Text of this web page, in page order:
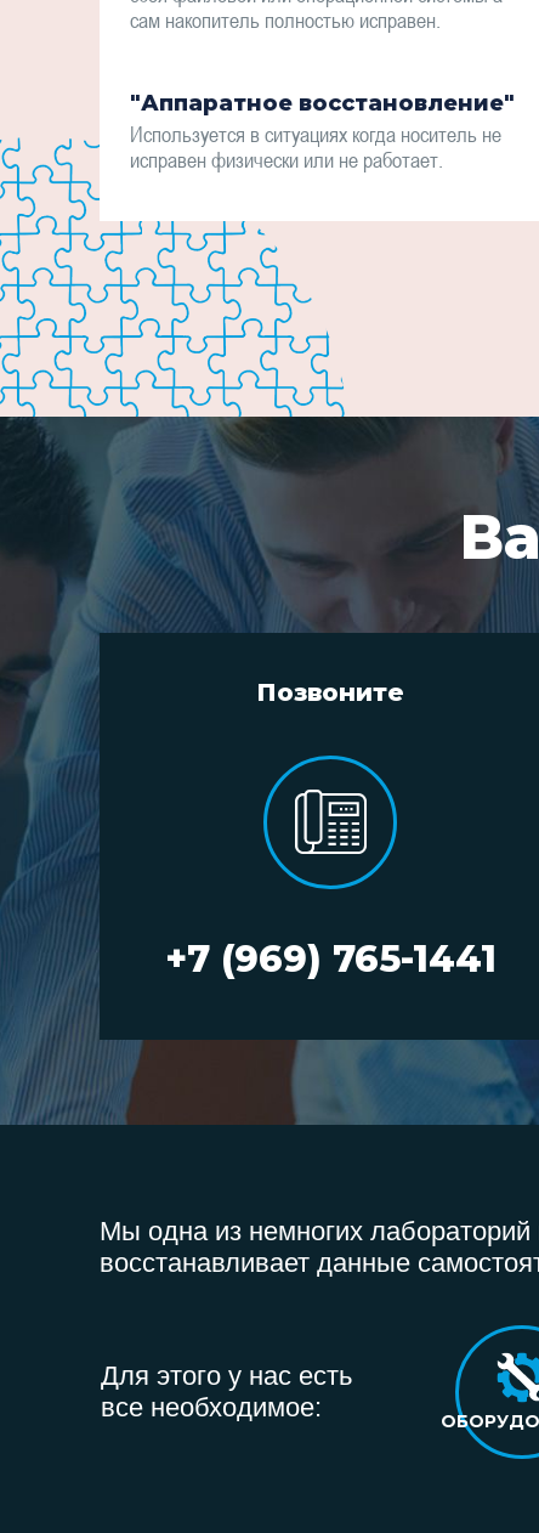
сам накопитель полностью исправен.
"Аппаратное восстановление"
Используется в ситуациях когда носитель не
исправен физически или не работает.
Позвоните
+7 (969) 765-1441
Мы одна из немногих лабораторий
восстанавливает данные
Для этого у нас есть
все необходимое: